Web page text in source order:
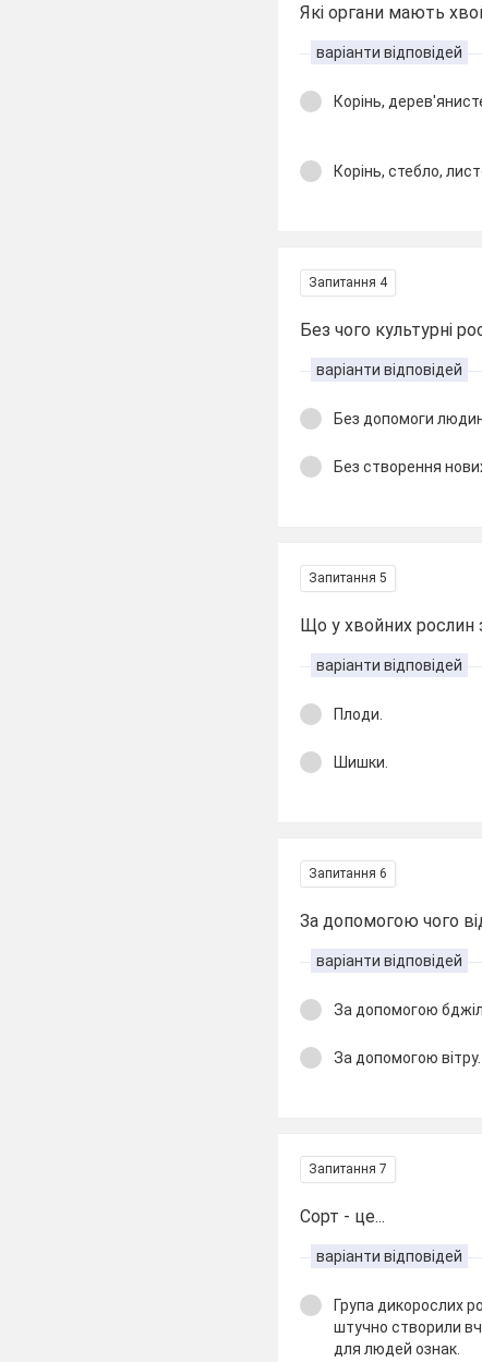
Які органи мають
варіанти відповідей
Корінь,
Корінь, стебло,
Запитання 4
Без чого культурні
варіанти відповідей
Без допомоги
Без створення
Запитання 5
Що у хвойних рослин
варіанти відповідей
Плоди.
Шишки.
Запитання 6
За допомогою чого
варіанти відповідей
За допомогою бджіл.
За допомогою вітру.
Запитання 7
Сорт - це...
варіанти відповідей
Група дикорослих
штучно створили
для людей ознак.